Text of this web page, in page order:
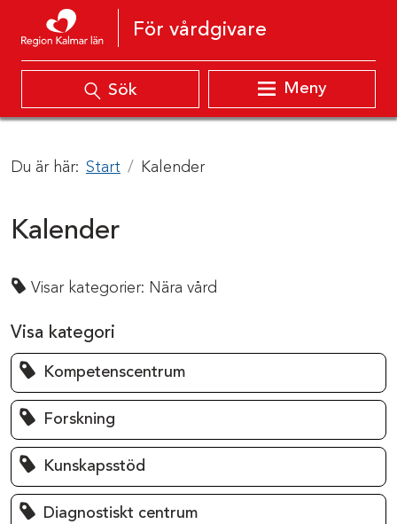
Hoppa till innehåll
För vårdgivare
Sök Meny
Du är här: Start Kalender
Kalender
Visar kategorier: Nära vård
Visa kategori
Kompetenscentrum
Forskning
Kunskapsstöd
Diagnostiskt centrum